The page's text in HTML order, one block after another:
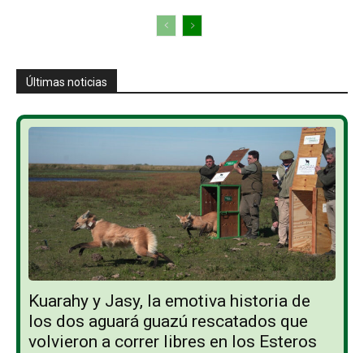
Últimas noticias
Kuarahy y Jasy, la emotiva historia de
los dos aguará guazú rescatados que
volvieron a correr libres en los Esteros